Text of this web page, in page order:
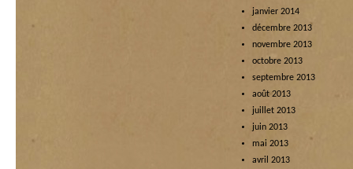
janvier 2014
décembre 2013
novembre 2013
octobre 2013
septembre 2013
août 2013
juillet 2013
juin 2013
mai 2013
avril 2013